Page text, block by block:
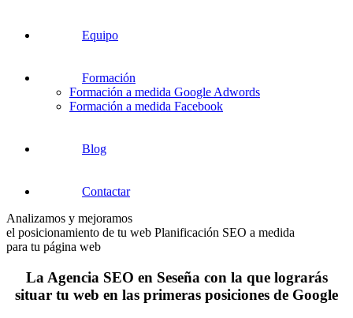
Equipo
Formación
Formación a medida Google Adwords
Formación a medida Facebook
Blog
Contactar
Analizamos y mejoramos
el posicionamiento de tu web Planificación SEO a medida
para tu página web
La Agencia SEO en Seseña con la que lograrás
situar tu web en las primeras posiciones de Google